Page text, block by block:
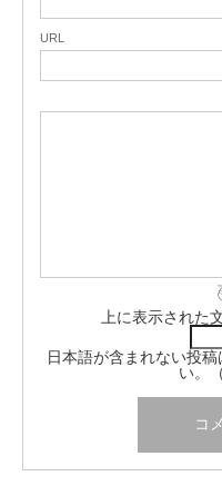
URL
上に表示された
日本語が含まれない投
い。